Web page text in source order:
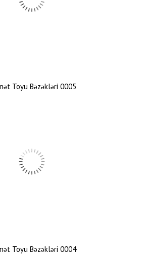
Toyu Bəzəkləri 0005
Toyu Bəzəkləri 0004